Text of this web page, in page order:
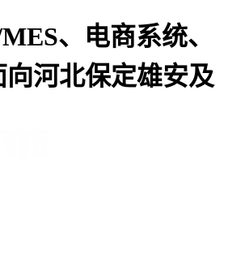
、电商系统、
河北保定雄安及